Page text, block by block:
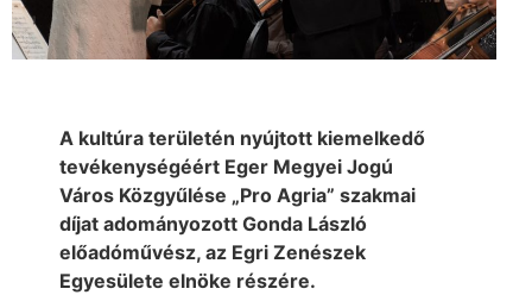
A kultúra területén nyújtott kiemelkedő
tevékenységéért Eger Megyei Jogú
Város Közgyűlése „Pro Agria” szakmai
díjat adományozott Gonda László
előadóművész, az Egri Zenészek
Egyesülete elnöke részére.